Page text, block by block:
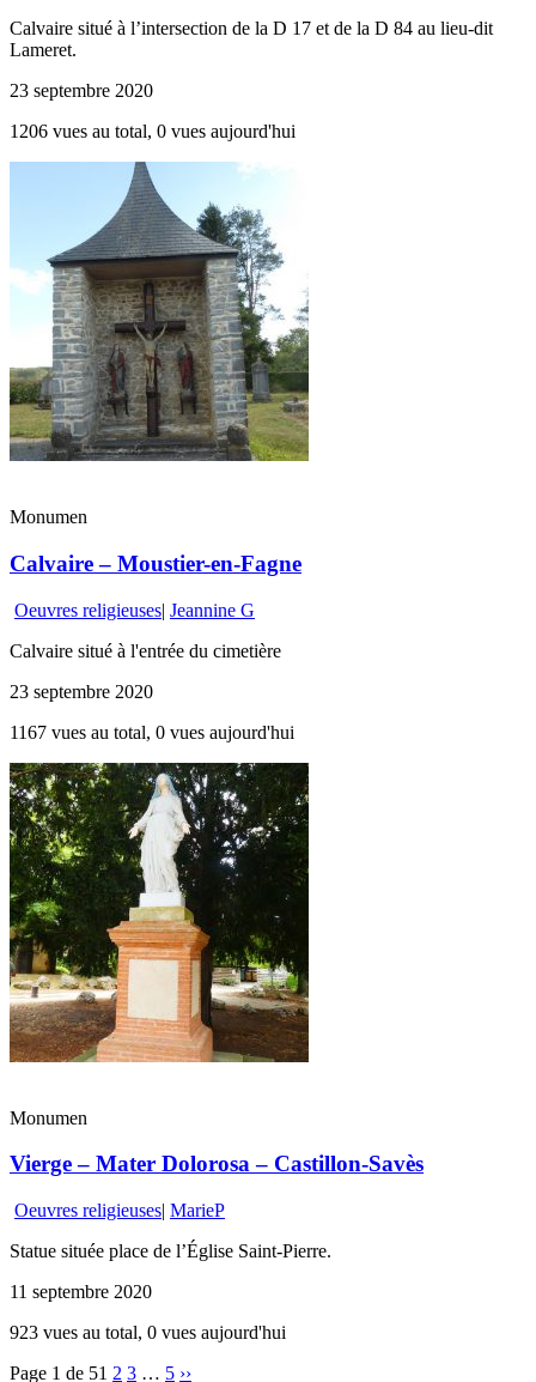
Calvaire situé à l’intersection de la D 17 et de la D 84 au lieu-dit
Lameret.
23 septembre 2020
1206 vues au total, 0 vues aujourd'hui
Monumen
Calvaire – Moustier-en-Fagne
Oeuvres religieuses| Jeannine G
Calvaire situé à l'entrée du cimetière
23 septembre 2020
1167 vues au total, 0 vues aujourd'hui
Monumen
Vierge – Mater Dolorosa – Castillon-Savès
Oeuvres religieuses| MarieP
Statue située place de l’Église Saint-Pierre.
11 septembre 2020
923 vues au total, 0 vues aujourd'hui
Page 1 de 51 2 3 … 5 ››